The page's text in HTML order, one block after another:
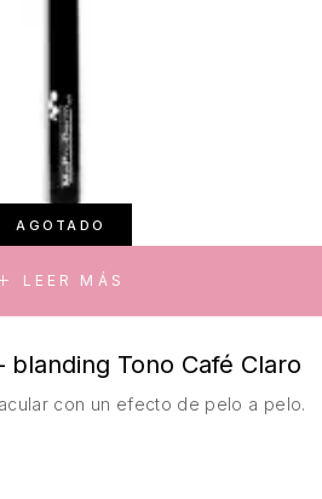
AGOTADO
LEER MÁS
blanding Tono Café Claro
con un efecto de pelo a pelo.